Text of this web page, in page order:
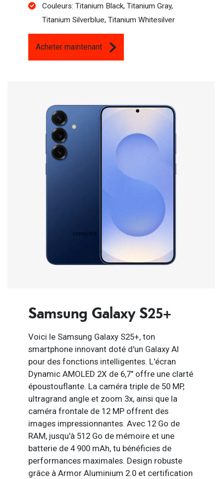
Couleurs: Titanium Black, Titanium Gray,
Titanium Silverblue, Titanium Whitesilver
Acheter maintenant
Samsung Galaxy S25+
Voici le Samsung Galaxy S25+, ton
smartphone innovant doté d'un Galaxy AI
pour des fonctions intelligentes. L'écran
Dynamic AMOLED 2X de 6,7" offre une clarté
époustouflante. La caméra triple de 50 MP,
ultragrand angle et zoom 3x, ainsi que la
caméra frontale de 12 MP offrent des
images impressionnantes. Avec 12 Go de
RAM, jusqu'à 512 Go de mémoire et une
batterie de 4 900 mAh, tu bénéficies de
performances maximales. Design robuste
grâce à Armor Aluminium 2.0 et certification